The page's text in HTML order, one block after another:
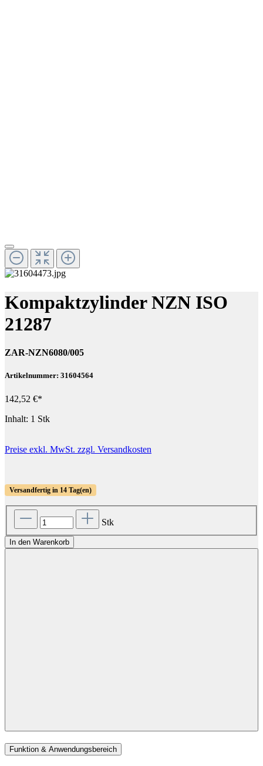
Kompaktzylinder NZN ISO
21287
ZAR-NZN6080/005
Artikelnummer: 31604564
142,52 €*
Inhalt: 1 Stk
Preise exkl. MwSt. zzgl. Versandkosten
Versandfertig in 14 Tag(en)
Stk
In den Warenkorb
Funktion & Anwendungsbereich